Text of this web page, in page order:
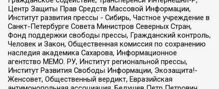
Центр Защиты Прав Средств Массовой Информации,
Институт развития прессы - Сибирь, Частное учреждение в
Санкт-Петербурге Совета Министров Северных Стран,
Фонд поддержки свободы прессы, Гражданский контроль,
Человек и Закон, Общественная комиссия по сохранению
наследия академика Сахарова, Информационное
агентство МЕМО. РУ, Институт региональной прессы,
Институт Развития Свободы Информации, Экозащита!-
Женсовет, Общественный вердикт, Евразийская